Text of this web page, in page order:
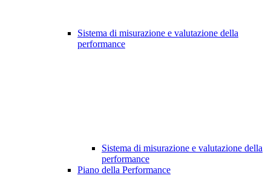
Sistema di misurazione e valutazione della
performance
Sistema di misurazione e valutazione della
performance
Piano della Performance